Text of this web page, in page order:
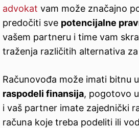
advokat vam može značajno
predočiti sve potencijalne
vašem partneru i time vam
traženja različitih alternativa
Računovođa može imati bitnu
raspodeli finansija, pogotovo
i vaš partner imate zajednički
računa koje treba podeliti ili